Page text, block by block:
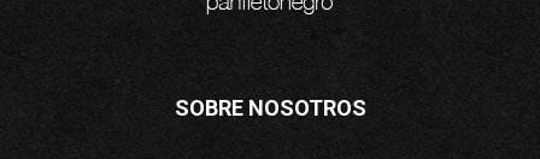
SOBRE NOSOTROS